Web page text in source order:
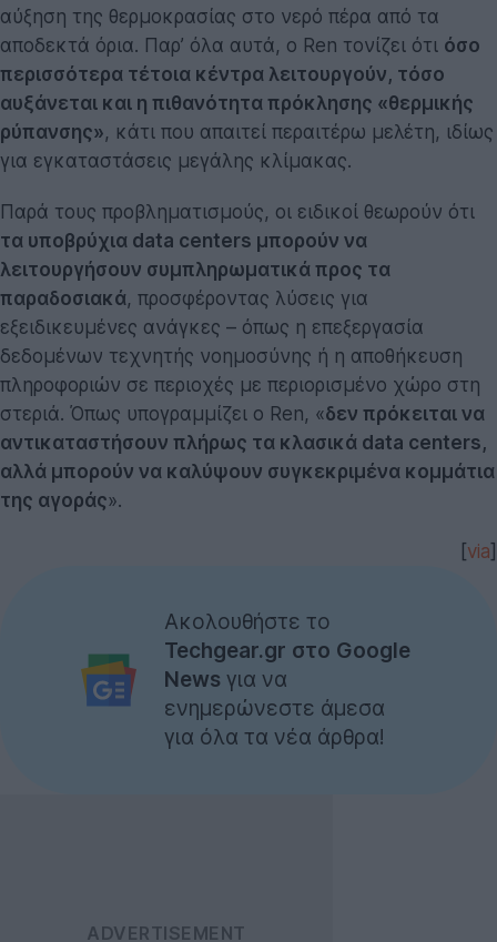
αύξηση της θερμοκρασίας στο νερό πέρα από τα
αποδεκτά όρια. Παρ’ όλα αυτά, ο Ren τονίζει ότι όσο
περισσότερα τέτοια κέντρα λειτουργούν, τόσο
αυξάνεται και η πιθανότητα πρόκλησης «θερμικής
ρύπανσης», κάτι που απαιτεί περαιτέρω μελέτη, ιδίως
για εγκαταστάσεις μεγάλης κλίμακας.
Παρά τους προβληματισμούς, οι ειδικοί θεωρούν ότι
τα υποβρύχια data centers μπορούν να
λειτουργήσουν συμπληρωματικά προς τα
παραδοσιακά, προσφέροντας λύσεις για
εξειδικευμένες ανάγκες – όπως η επεξεργασία
δεδομένων τεχνητής νοημοσύνης ή η αποθήκευση
πληροφοριών σε περιοχές με περιορισμένο χώρο στη
στεριά. Όπως υπογραμμίζει ο Ren, «δεν πρόκειται να
αντικαταστήσουν πλήρως τα κλασικά data centers,
αλλά μπορούν να καλύψουν συγκεκριμένα κομμάτια
της αγοράς».
via
Ακολουθήστε το
Techgear.gr στο Google
News για να
ενημερώνεστε άμεσα
για όλα τα νέα άρθρα!